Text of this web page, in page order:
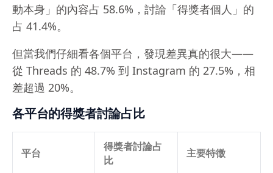
動本身」的內容占 58.6%，討論「得獎者個人」的
占 41.4%。
但當我們仔細看各個平台，發現差異真的很大——
從 Threads 的 48.7% 到 Instagram 的 27.5%，相
差超過 20%。
各平台的得獎者討論占比
平台
得獎者討論占
比
主要特徵